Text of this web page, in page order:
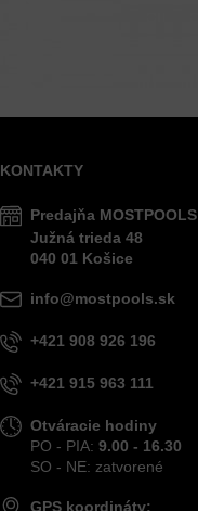
KONTAKTY
Predajňa MOSTPOOLS
Južná trieda 48
040 01 Košice
info@mostpools.sk
+421 908 926 196
+421 915 963 111
Otváracie hodiny
PO - PIA: 9.00 - 16.30
SO - NE: zatvorené
GPS koordináty: